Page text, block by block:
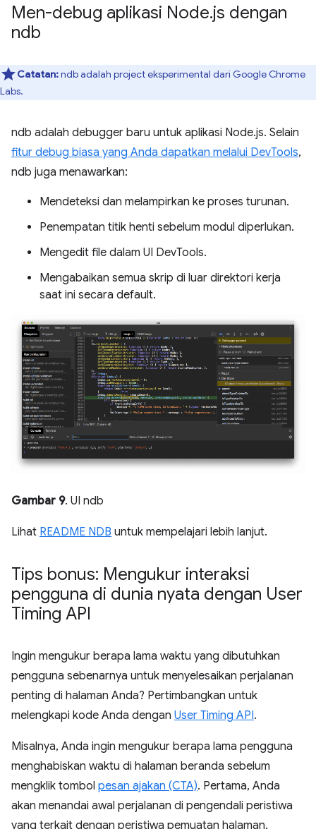
Men-debug aplikasi Node.js dengan
ndb
Catatan:ndb adalah project eksperimental dari Google Chrome
Labs.
ndb adalah debugger baru untuk aplikasi Node.js. Selain
fitur debug biasa yang Anda dapatkan melalui DevTools,
ndb juga menawarkan:
Mendeteksi dan melampirkan ke proses turunan.
Penempatan titik henti sebelum modul diperlukan.
Mengedit file dalam UI DevTools.
Mengabaikan semua skrip di luar direktori kerja
saat ini secara default.
Gambar 9. UI ndb
Lihat README NDB untuk mempelajari lebih lanjut.
Tips bonus: Mengukur interaksi
pengguna di dunia nyata dengan User
Timing API
Ingin mengukur berapa lama waktu yang dibutuhkan
pengguna sebenarnya untuk menyelesaikan perjalanan
penting di halaman Anda? Pertimbangkan untuk
melengkapi kode Anda dengan User Timing API.
Misalnya, Anda ingin mengukur berapa lama pengguna
menghabiskan waktu di halaman beranda sebelum
mengklik tombol pesan ajakan (CTA). Pertama, Anda
akan menandai awal perjalanan di pengendali peristiwa
yang terkait dengan peristiwa pemuatan halaman,